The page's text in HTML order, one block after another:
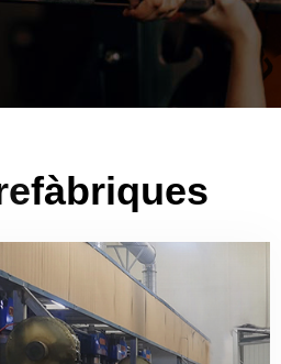
fàbriques